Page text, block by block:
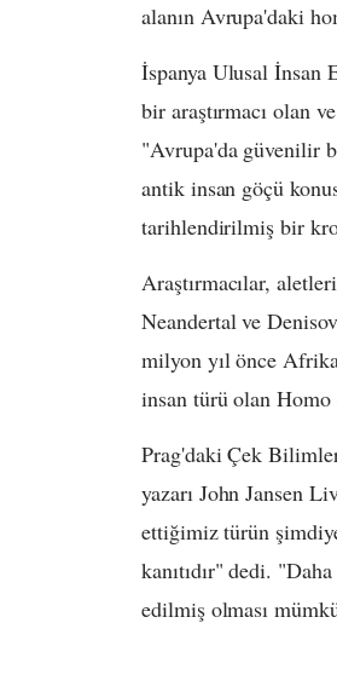
alanın Avrupa'daki
İspanya Ulusal İnsan
bir araştırmacı olan
"Avrupa'da güvenilir
antik insan göçü
tarihlendirilmiş bir
Araştırmacılar,
Neandertal ve
milyon yıl önce
insan türü olan
Prag'daki Çek
yazarı John Jansen
ettiğimiz türün
kanıtıdır" dedi.
edilmiş olması